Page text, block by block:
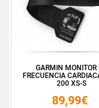
GARMIN MONITOR
FRECUENCIA
200 XS-S
89,99€